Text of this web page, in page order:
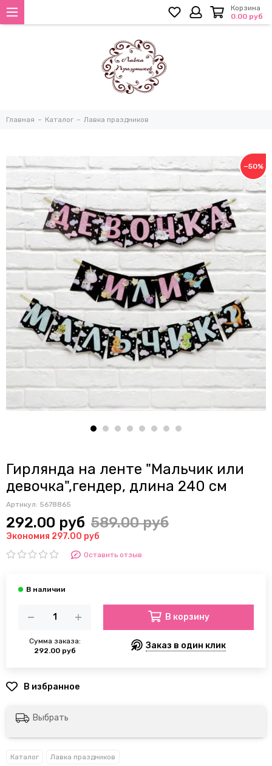
Корзина
0.00 руб
Главная Каталог Лавка праздников
−50%
Гирлянда на ленте "Мальчик или
девочка",гендер, длина 240 см
Артикул: 5678865
292.00 руб 589.00 руб
Экономия 297.00 руб
Оставить отзыв
Сумма заказа:
292.00 руб
В корзину
Заказ в один клик
Выбрать
Каталог Лавка праздников